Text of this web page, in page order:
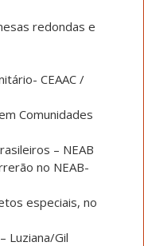
redondas e
CEAAC /
Comunidades
– NEAB
no NEAB-
especiais, no
Luziana/Gil